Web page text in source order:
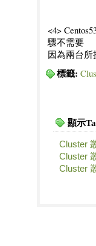
<4>
驟不需要
因為兩台
標籤:
顯示
Cluster
Cluster
Cluster